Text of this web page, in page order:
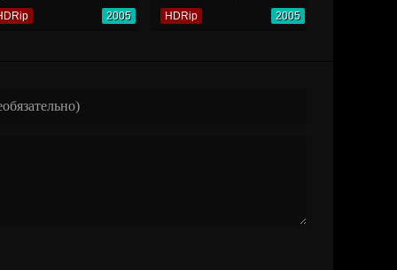
2005 HDRip 2005